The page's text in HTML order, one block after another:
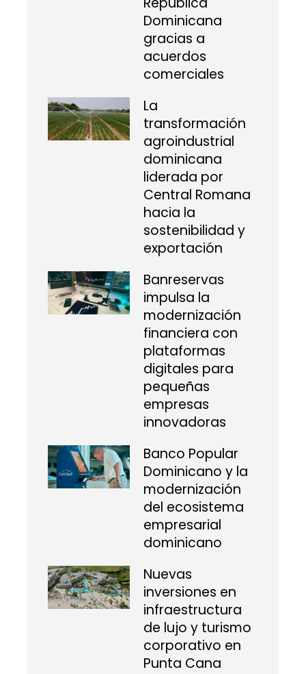
Dominicana
gracias a
acuerdos
comerciales
La
transformación
agroindustrial
dominicana
liderada por
Central Romana
hacia la
sostenibilidad y
exportación
Banreservas
impulsa la
modernización
financiera con
plataformas
digitales para
pequeñas
empresas
innovadoras
Banco Popular
Dominicano y la
modernización
del ecosistema
empresarial
dominicano
Nuevas
inversiones en
infraestructura
de lujo y turismo
corporativo en
Punta Cana